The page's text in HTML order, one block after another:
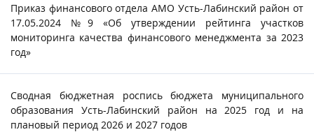
Приказ финансового отдела АМО Усть-Лабинский район от
17.05.2024 №9 «Об утверждении рейтинга участков
мониторинга качества финансового менеджмента за 2023
год»
Сводная бюджетная роспись бюджета муниципального
образования Усть-Лабинский район на 2025 год и на
плановый период 2026 и 2027 годов